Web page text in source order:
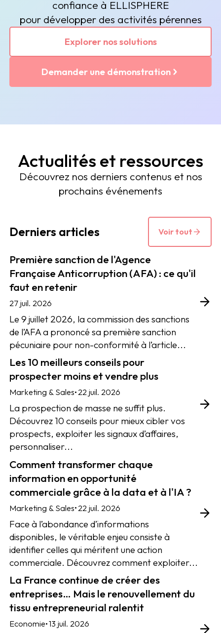
confiance à ELLISPHERE
pour développer des activités pérennes
Explorer nos solutions
Demander une démonstration
Actualités et ressources
Découvrez nos derniers contenus et nos
prochains événements
Derniers articles Voir tout
Première sanction de l'Agence
Française Anticorruption (AFA) : ce qu'il
faut en retenir
27 juil. 2026
Le 9 juillet 2026, la commission des sanctions
de l’AFA a prononcé sa première sanction
pécuniaire pour non-conformité à l’article...
Les 10 meilleurs conseils pour
prospecter moins et vendre plus
Marketing & Sales•22 juil. 2026
La prospection de masse ne suffit plus.
Découvrez 10 conseils pour mieux cibler vos
prospects, exploiter les signaux d’affaires,
personnaliser...
Comment transformer chaque
information en opportunité
commerciale grâce à la data et à l'IA ?
Marketing & Sales• 22 juil. 2026
Face à l’abondance d’informations
disponibles, le véritable enjeu consiste à
identifier celles qui méritent une action
commerciale. Découvrez comment exploiter...
La France continue de créer des
entreprises… Mais le renouvellement du
tissu entrepreneurial ralentit
Economie•13 juil. 2026